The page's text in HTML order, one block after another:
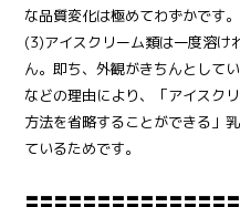
な品質変化は極めてわずかです。
(3)アイスクリーム類は一度溶け
ん。即ち、外観がきちんとして
などの理由により、「アイスク
方法を省略することができる」
ているためです。
〓〓〓〓〓〓〓〓〓〓〓〓〓〓